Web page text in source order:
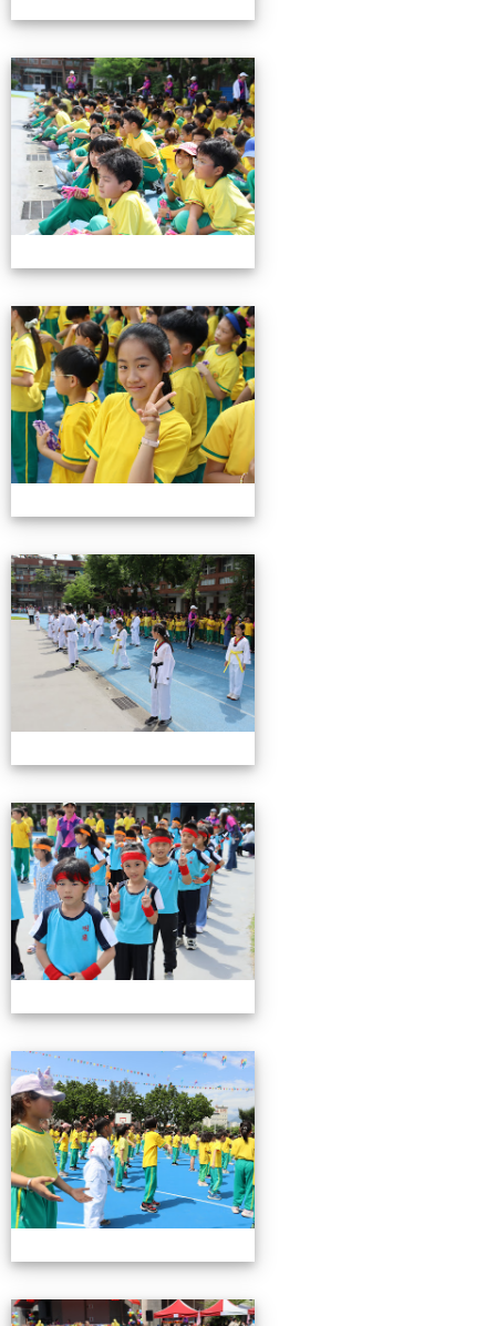
0503運動會花絮-3
0503運動會花絮-3
0503運動會花絮-3
0503運動會花絮-3